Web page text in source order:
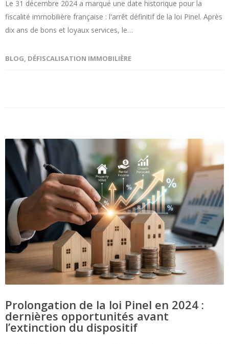
Le 31 décembre 2024 a marqué une date historique pour la
fiscalité immobilière française : l'arrêt définitif de la loi Pinel. Après
dix ans de bons et loyaux services, le…
BLOG, DÉFISCALISATION IMMOBILIÈRE
Prolongation de la loi Pinel en 2024 :
dernières opportunités avant
l’extinction du dispositif